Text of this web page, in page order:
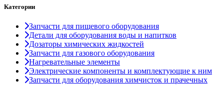
Категории
Запчасти для пищевого оборудования
Детали для оборудования воды и напитков
Дозаторы химических жидкостей
Запчасти для газового оборудования
Нагревательные элементы
Электрические компоненты и комплектующие к ним
Запчасти для оборудования химчисток и прачечных